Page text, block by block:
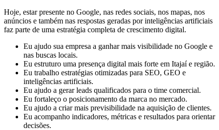
Hoje, estar presente no Google, nas redes sociais, nos mapas, nos
anúncios e também nas respostas geradas por inteligências artificiais
faz parte de uma estratégia completa de crescimento digital.
Eu ajudo sua empresa a ganhar mais visibilidade no Google e
nas buscas locais.
Eu estruturo uma presença digital mais forte em Itajaí e região.
Eu trabalho estratégias otimizadas para SEO, GEO e
inteligências artificiais.
Eu ajudo a gerar leads qualificados para o time comercial.
Eu fortaleço o posicionamento da marca no mercado.
Eu ajudo a criar mais previsibilidade na aquisição de clientes.
Eu acompanho indicadores, métricas e resultados para orientar
decisões.